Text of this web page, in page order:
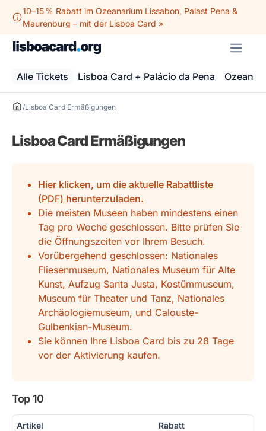
Inhalt
10–15 % Rabatt im Ozeanarium Lissabon, Palast Pena &
Maurenburg – mit der Lisboa Card »
Alle Tickets Lisboa Card + Palácio da Pena
/Lisboa Card Ermäßigungen
Lisboa Card Ermäßigungen
Hier klicken, um die aktuelle Rabattliste
(PDF) herunterzuladen.
Die meisten Museen haben mindestens einen
Tag pro Woche geschlossen. Bitte prüfen Sie
die Öffnungszeiten vor Ihrem Besuch.
Vorübergehend geschlossen: Nationales
Fliesenmuseum, Nationales Museum für Alte
Kunst, Aufzug Santa Justa, Kostümmuseum,
Museum für Theater und Tanz, Nationales
Archäologiemuseum, und Calouste-
Gulbenkian-Museum.
Sie können Ihre Lisboa Card bis zu 28 Tage
vor der Aktivierung kaufen.
Top 10
Artikel Rabatt